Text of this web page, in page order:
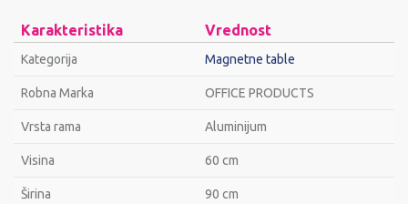
Karakteristika Vrednost
Kategorija Magnetne table
Robna Marka OFFICE PRODUCTS
Vrsta rama Aluminijum
Visina 60 cm
Širina 90 cm